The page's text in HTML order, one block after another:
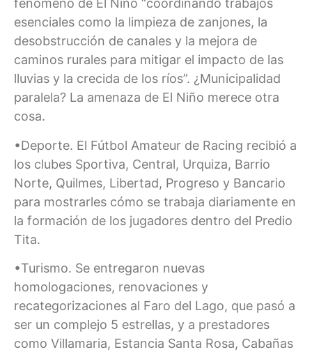
fenómeno de El Niño “coordinando trabajos
esenciales como la limpieza de zanjones, la
desobstrucción de canales y la mejora de
caminos rurales para mitigar el impacto de las
lluvias y la crecida de los ríos”. ¿Municipalidad
paralela? La amenaza de El Niño merece otra
cosa.
•Deporte. El Fútbol Amateur de Racing recibió a
los clubes Sportiva, Central, Urquiza, Barrio
Norte, Quilmes, Libertad, Progreso y Bancario
para mostrarles cómo se trabaja diariamente en
la formación de los jugadores dentro del Predio
Tita.
•Turismo. Se entregaron nuevas
homologaciones, renovaciones y
recategorizaciones al Faro del Lago, que pasó a
ser un complejo 5 estrellas, y a prestadores
como Villamaria, Estancia Santa Rosa, Cabañas